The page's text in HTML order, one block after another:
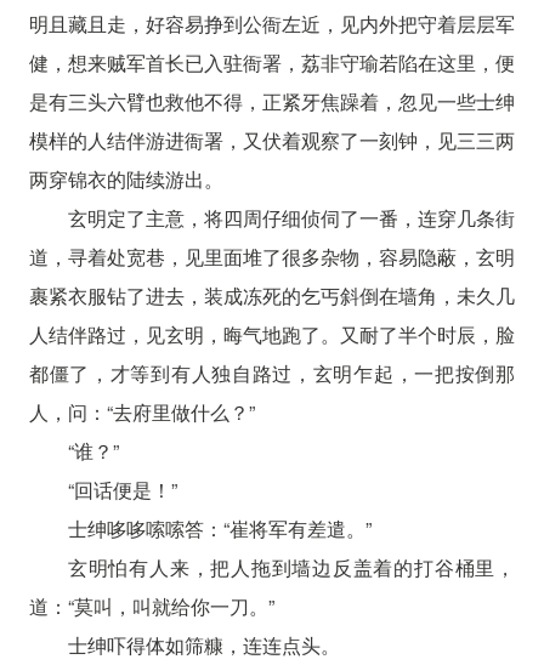
明且藏且走，好容易挣到公衙左近，见内外把守着层层军
健，想来贼军首长已入驻衙署，荔非守瑜若陷在这里，便
是有三头六臂也救他不得，正紧牙焦躁着，忽见一些士绅
模样的人结伴游进衙署，又伏着观察了一刻钟，见三三两
两穿锦衣的陆续游出。
玄明定了主意，将四周仔细侦伺了一番，连穿几条街
道，寻着处宽巷，见里面堆了很多杂物，容易隐蔽，玄明
裹紧衣服钻了进去，装成冻死的乞丐斜倒在墙角，未久几
人结伴路过，见玄明，晦气地跑了。又耐了半个时辰，脸
都僵了，才等到有人独自路过，玄明乍起，一把按倒那
人，问：“去府里做什么？”
“谁？”
“回话便是！”
士绅哆哆嗦嗦答：“崔将军有差遣。”
玄明怕有人来，把人拖到墙边反盖着的打谷桶里，
道：“莫叫，叫就给你一刀。”
士绅吓得体如筛糠，连连点头。